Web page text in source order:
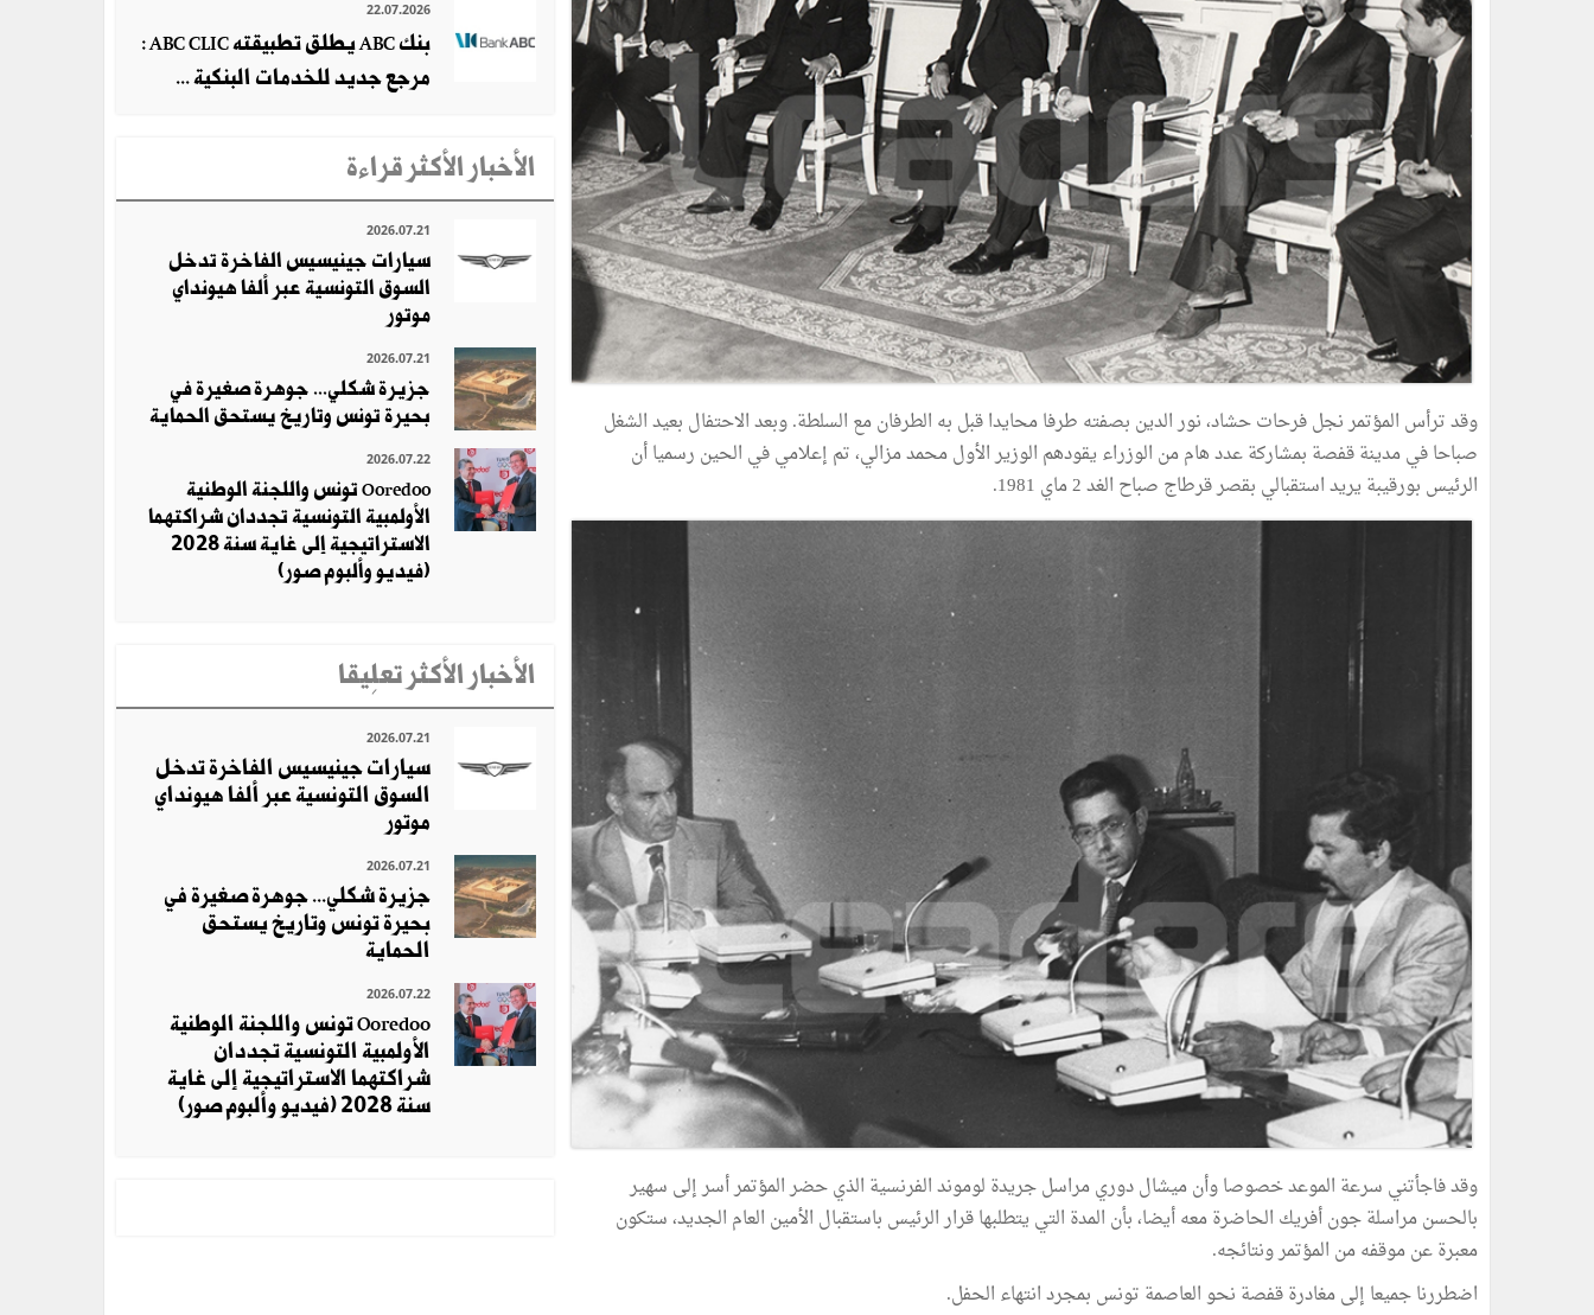
وقد ترأس المؤتمر نجل فرحات حشاد، نور الدين بصفته طرفا محايدا قبل به الطرفان مع السلطة. وبعد الاحتفال بعيد الشغل
صباحا في مدينة قفصة بمشاركة عدد هام من الوزراء يقودهم الوزير الأول محمد مزالي، تم إعلامي في الحين رسميا أن
الرئيس بورقيبة يريد استقبالي بقصر قرطاج صباح الغد 2 ماي 1981.
وقد فاجأتني سرعة الموعد خصوصا وأن ميشال دوري مراسل جريدة لوموند الفرنسية الذي حضر المؤتمر أسر إلى سهير
بالحسن مراسلة جون أفريك الحاضرة معه أيضا، بأن المدة التي يتطلبها قرار الرئيس باستقبال الأمين العام الجديد، ستكون
معبرة عن موقفه من المؤتمر ونتائجه.
اضطررنا جميعا إلى مغادرة قفصة نحو العاصمة تونس بمجرد انتهاء الحفل.
22.07.2026
بنك ABC يطلق تطبيقته ABC CLIC :
مرجع جديد للخدمات البنكية ...
الأخبار الأكثر قراءة
2026.07.21
سيارات جينيسيس الفاخرة تدخل
السوق التونسية عبر ألفا هيونداي
موتور
2026.07.21
جزيرة شكلي... جوهرة صغيرة في
بحيرة تونس وتاريخ يستحق الحماية
2026.07.22
Ooredoo تونس واللجنة الوطنية
الأولمبية التونسية تجددان شراكتهما
الاستراتيجية إلى غاية سنة 2028
(فيديو وألبوم صور)
الأخبار الأكثر تعلِيقا
2026.07.21
سيارات جينيسيس الفاخرة تدخل
السوق التونسية عبر ألفا هيونداي
موتور
2026.07.21
جزيرة شكلي... جوهرة صغيرة في
بحيرة تونس وتاريخ يستحق
الحماية
2026.07.22
Ooredoo تونس واللجنة الوطنية
الأولمبية التونسية تجددان
شراكتهما الاستراتيجية إلى غاية
سنة 2028 (فيديو وألبوم صور)